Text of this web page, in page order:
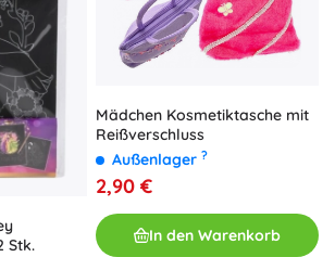
Stk.
Mädchen Kosmetiktasche mit
Reißverschluss
Außenlager ?
2,90 €
In den Warenkorb